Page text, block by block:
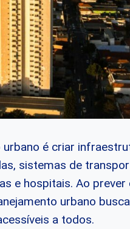
é criar
sistemas de
e hospitais. Ao
urbano
a todos.